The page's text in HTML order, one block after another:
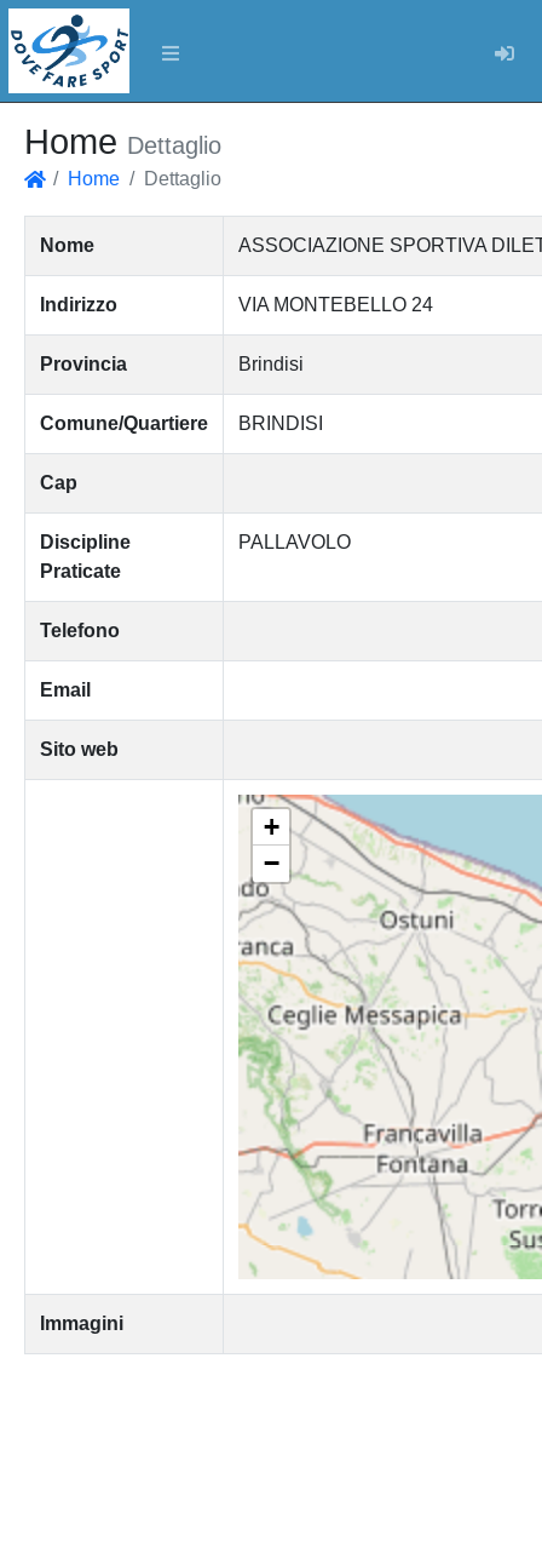
Home Dettaglio
Home Dettaglio
Nome ASSOCIAZIONE SPORTIVA
Indirizzo VIA MONTEBELLO 24
Provincia Brindisi
Comune/Quartiere BRINDISI
Cap
Discipline
Praticate
PALLAVOLO
Telefono
Email
Sito web
+
−
Immagini